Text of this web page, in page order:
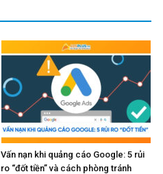
Vấn nạn khi quảng cáo Google: 5 rủi
ro “đốt tiền” và cách phòng tránh